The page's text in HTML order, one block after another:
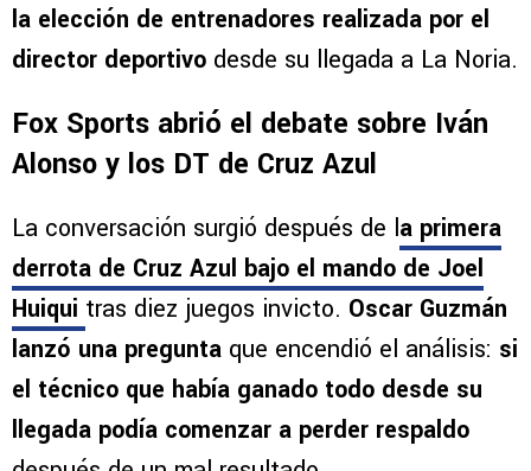
la elección de entrenadores realizada por el
director deportivo desde su llegada a La Noria.
Fox Sports abrió el debate sobre Iván
Alonso y los DT de Cruz Azul
La conversación surgió después de la primera
derrota de Cruz Azul bajo el mando de Joel
Huiqui tras diez juegos invicto. Oscar Guzmán
lanzó una pregunta que encendió el análisis: si
el técnico que había ganado todo desde su
llegada podía comenzar a perder respaldo